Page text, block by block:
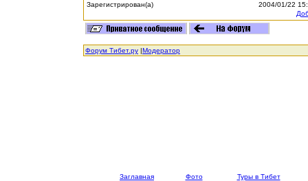
Зарегистрирован(а)
2004/01/22
Форум Тибет.ру |Модератор
Заглавная Фото Туры в Тибет